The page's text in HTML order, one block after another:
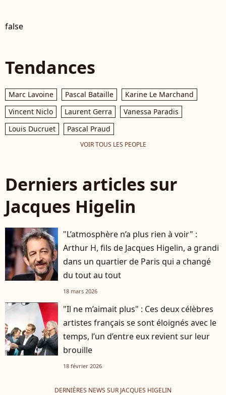
false
Tendances
Marc Lavoine Pascal Bataille
Karine Le Marchand
Vincent Niclo
Laurent Gerra
Vanessa Paradis
Louis Ducruet
Pascal Praud
VOIR TOUS LES PEOPLE
Derniers articles sur
Jacques Higelin
"L’atmosphère n’a plus rien à voir" :
Arthur H, fils de Jacques Higelin, a grandi
dans un quartier de Paris qui a changé
du tout au tout
18 mars 2026
"Il ne m’aimait plus" : Ces deux célèbres
artistes français se sont éloignés avec le
temps, l’un d’entre eux revient sur leur
brouille
18 février 2026
DERNIÈRES NEWS SUR JACQUES HIGELIN